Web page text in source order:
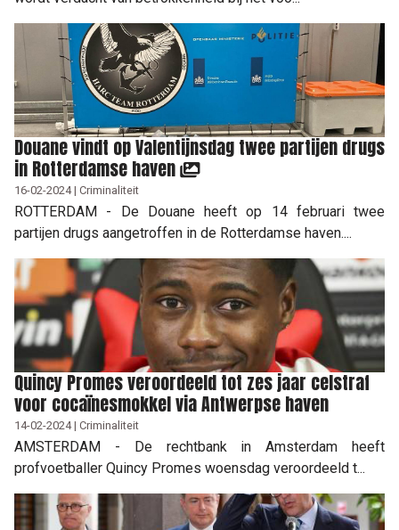
Douane vindt op Valentijnsdag twee partijen drugs
in Rotterdamse haven
16-02-2024 | Criminaliteit
ROTTERDAM - De Douane heeft op 14 februari twee
partijen drugs aangetroffen in de Rotterdamse haven....
Quincy Promes veroordeeld tot zes jaar celstraf
voor cocaïnesmokkel via Antwerpse haven
14-02-2024 | Criminaliteit
AMSTERDAM - De rechtbank in Amsterdam heeft
profvoetballer Quincy Promes woensdag veroordeeld t...